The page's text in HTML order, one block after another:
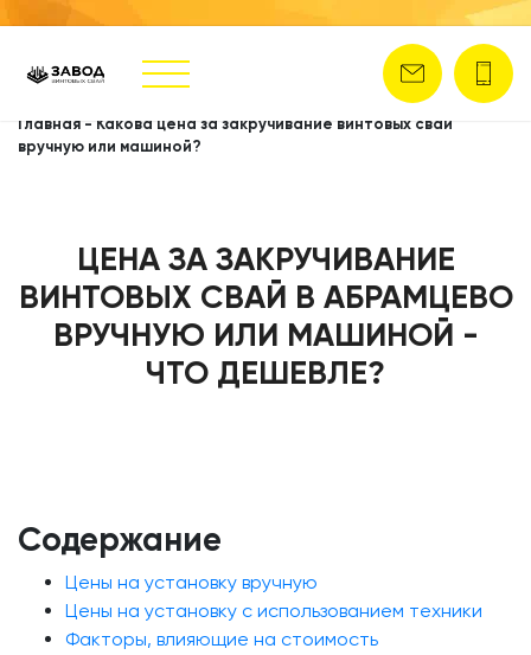
Главная - Какова цена за закручивание винтовых свай
вручную или машиной?
ЦЕНА ЗА ЗАКРУЧИВАНИЕ
ВИНТОВЫХ СВАЙ В АБРАМЦЕВО
ВРУЧНУЮ ИЛИ МАШИНОЙ -
ЧТО ДЕШЕВЛЕ?
Содержание
Цены на установку вручную
Цены на установку с использованием техники
Факторы, влияющие на стоимость